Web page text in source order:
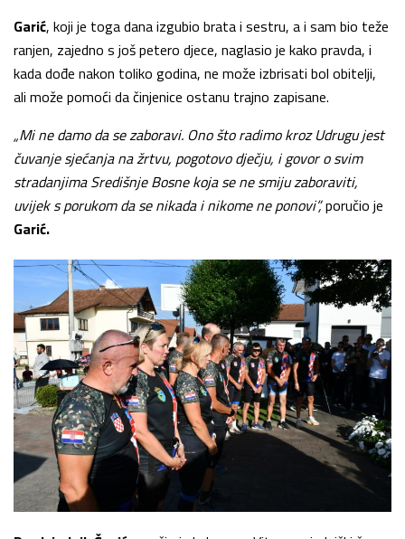
Garić, koji je toga dana izgubio brata i sestru, a i sam bio teže
ranjen, zajedno s još petero djece, naglasio je kako pravda, i
kada dođe nakon toliko godina, ne može izbrisati bol obitelji,
ali može pomoći da činjenice ostanu trajno zapisane.
„Mi ne damo da se zaboravi. Ono što radimo kroz Udrugu jest
čuvanje sjećanja na žrtvu, pogotovo dječju, i govor o svim
stradanjima Središnje Bosne koja se ne smiju zaboraviti,
uvijek s porukom da se nikada i nikome ne ponovi”,poručio je
Garić.